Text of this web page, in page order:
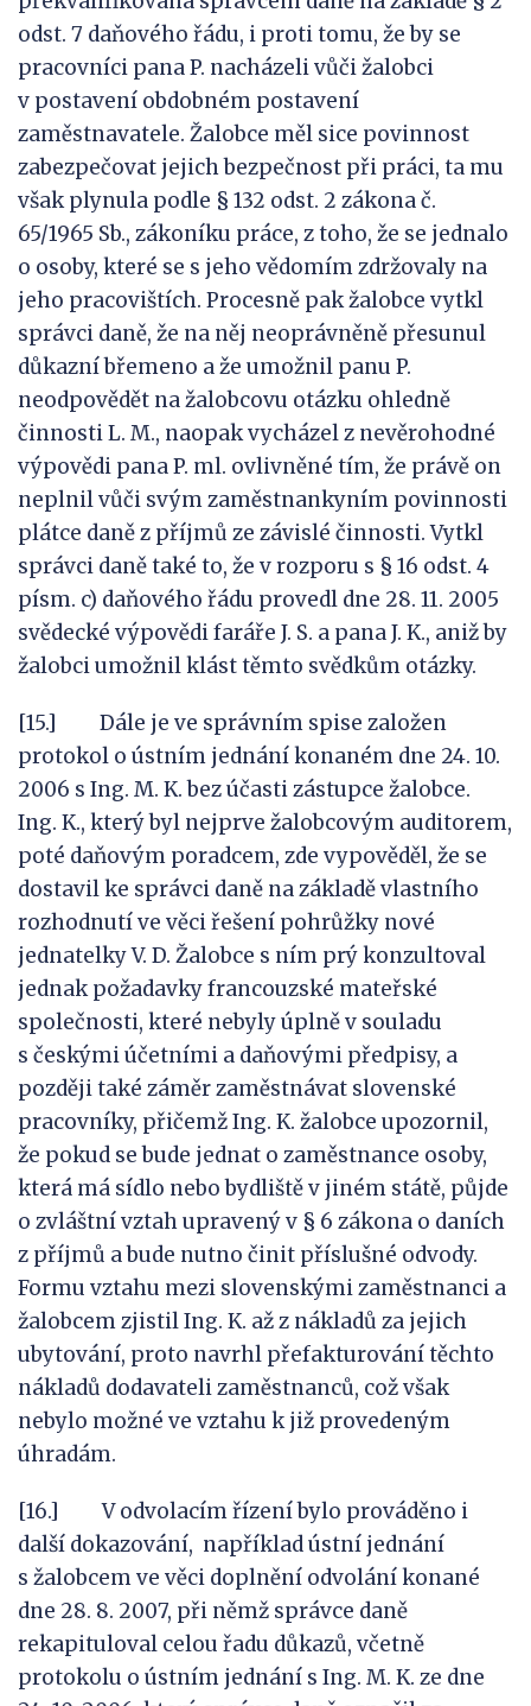
odst. 7 daňového řádu, i proti tomu, že by se
pracovníci pana P. nacházeli vůči žalobci
v postavení obdobném postavení
zaměstnavatele. Žalobce měl sice povinnost
zabezpečovat jejich bezpečnost při práci, ta mu
však plynula podle § 132 odst. 2 zákona č.
65/1965 Sb., zákoníku práce, z toho, že se jednalo
o osoby, které se s jeho vědomím zdržovaly na
jeho pracovištích. Procesně pak žalobce vytkl
správci daně, že na něj neoprávněně přesunul
důkazní břemeno a že umožnil panu P.
neodpovědět na žalobcovu otázku ohledně
činnosti L. M., naopak vycházel z nevěrohodné
výpovědi pana P. ml. ovlivněné tím, že právě on
neplnil vůči svým zaměstnankyním povinnosti
plátce daně z příjmů ze závislé činnosti. Vytkl
správci daně také to, že v rozporu s § 16 odst. 4
písm. c) daňového řádu provedl dne 28. 11. 2005
svědecké výpovědi faráře J. S. a pana J. K., aniž by
žalobci umožnil klást těmto svědkům otázky.
[15.] Dále je ve správním spise založen
protokol o ústním jednání konaném dne 24. 10.
2006 s Ing. M. K. bez účasti zástupce žalobce.
Ing. K., který byl nejprve žalobcovým auditorem,
poté daňovým poradcem, zde vypověděl, že se
dostavil ke správci daně na základě vlastního
rozhodnutí ve věci řešení pohrůžky nové
jednatelky V. D. Žalobce s ním prý konzultoval
jednak požadavky francouzské mateřské
společnosti, které nebyly úplně v souladu
s českými účetními a daňovými předpisy, a
později také záměr zaměstnávat slovenské
pracovníky, přičemž Ing. K. žalobce upozornil,
že pokud se bude jednat o zaměstnance osoby,
která má sídlo nebo bydliště v jiném státě, půjde
o zvláštní vztah upravený v § 6 zákona o daních
z příjmů a bude nutno činit příslušné odvody.
Formu vztahu mezi slovenskými zaměstnanci a
žalobcem zjistil Ing. K. až z nákladů za jejich
ubytování, proto navrhl přefakturování těchto
nákladů dodavateli zaměstnanců, což však
nebylo možné ve vztahu k již provedeným
úhradám.
[16.] V odvolacím řízení bylo prováděno i
další dokazování, například ústní jednání
s žalobcem ve věci doplnění odvolání konané
dne 28. 8. 2007, při němž správce daně
rekapituloval celou řadu důkazů, včetně
protokolu o ústním jednání s Ing. M. K. ze dne